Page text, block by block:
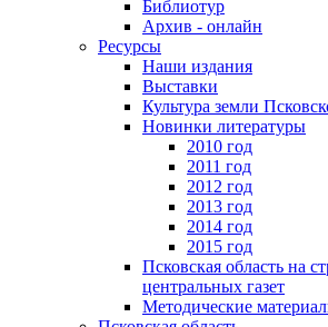
Библиотур
Архив - онлайн
Ресурсы
Наши издания
Выставки
Культура земли
Новинки литературы
2010 год
2011 год
2012 год
2013 год
2014 год
2015 год
Псковская область на
центральных газет
Методические